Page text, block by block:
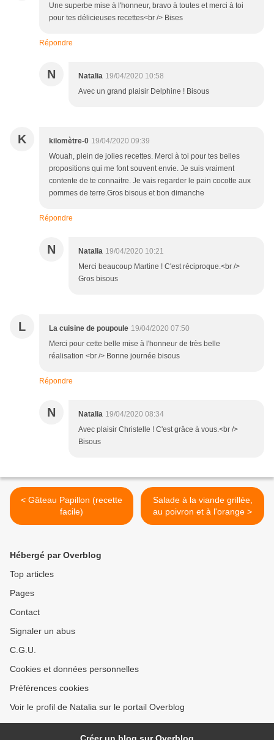
Une superbe mise à l'honneur, bravo à toutes et merci à toi
pour tes délicieuses recettes<br /> Bises
Répondre
N Natalia 19/04/2020 10:58
Avec un grand plaisir Delphine ! Bisous
K kilomètre-0 19/04/2020 09:39
Wouah, plein de jolies recettes. Merci à toi pour tes belles
propositions qui me font souvent envie. Je suis vraiment
contente de te connaitre. Je vais regarder le pain cocotte aux
pommes de terre.Gros bisous et bon dimanche
Répondre
N Natalia 19/04/2020 10:21
Merci beaucoup Martine ! C'est réciproque.<br />
Gros bisous
L La cuisine de poupoule 19/04/2020 07:50
Merci pour cette belle mise à l'honneur de très belle
réalisation <br /> Bonne journée bisous
Répondre
N Natalia 19/04/2020 08:34
Avec plaisir Christelle ! C'est grâce à vous.<br />
Bisous
< Gâteau Papillon (recette
facile)
Salade à la viande grillée,
au poivron et à l'orange >
Hébergé par Overblog
Top articles
Pages
Contact
Signaler un abus
C.G.U.
Cookies et données personnelles
Préférences cookies
Voir le profil de Natalia sur le portail Overblog
Créer un blog sur Overblog